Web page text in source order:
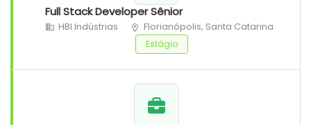
Full Stack Developer Sênior
HBI Indústrias Florianópolis, Santa Catarina
Estágio